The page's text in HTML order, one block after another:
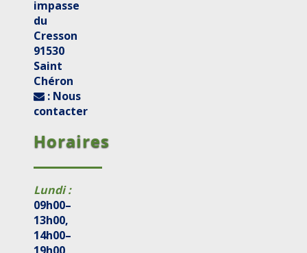
impasse
du
Cresson
91530
Saint
Chéron
: Nous
contacter
Horaires
Lundi :
09h00–
13h00,
14h00–